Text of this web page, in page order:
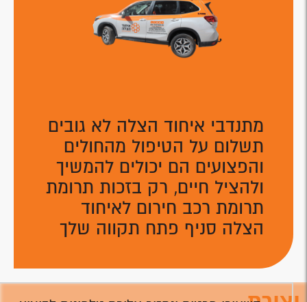
מתנדבי איחוד הצלה לא גובים
תשלום על הטיפול מהחולים
והפצועים הם יכולים להמשיך
ולהציל חיים, רק בזכות תרומת
תרומת רכב חירום לאיחוד
הצלה סניף פתח תקווה שלך